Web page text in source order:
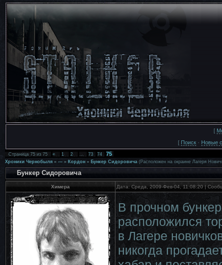
[
[ Поиск · Новые
Страница75 из 75 « 1 2 … 73 74 75
Хроники Чернобыля » --- » Кордон » Бункер Сидоровича (Расположен на окраине Лагеря
Бункер Сидоровича
Химера Дата: Среда, 2009-Фев-04, 11:08:20 |
В прочном
расположился
в Лагере
никогда